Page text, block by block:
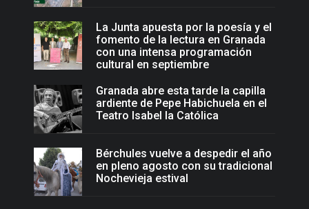
La Junta apuesta por la poesía y el
fomento de la lectura en Granada
con una intensa programación
cultural en septiembre
Granada abre esta tarde la capilla
ardiente de Pepe Habichuela en el
Teatro Isabel la Católica
Bérchules vuelve a despedir el año
en pleno agosto con su tradicional
Nochevieja estival